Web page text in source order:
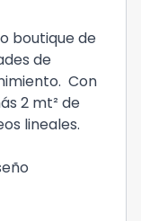
boutique de
de
Con
2 mt² de
lineales.